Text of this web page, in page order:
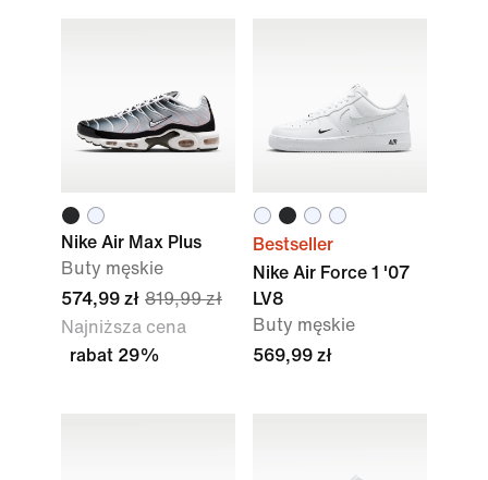
Nike Air Max Plus
Buty męskie
574,99 zł 819,99 zł
Najniższa cena
rabat 29%
Bestseller
Nike Air Force 1 '07
LV8
Buty męskie
569,99 zł